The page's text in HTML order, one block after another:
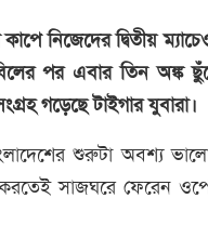
নিজেদের দ্বিতীয়
পর এবার তিন অঙ্ক
গড়েছে টাইগার যুবারা।
শুরুটা অবশ্য
সাজঘরে ফেরেন